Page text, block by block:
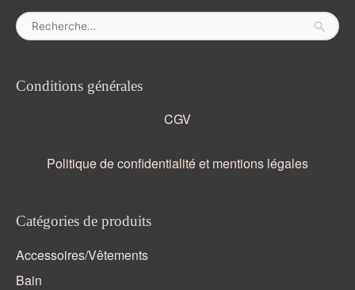
Rechercher :
Conditions générales
CGV
Politique de confidentialité et mentions légales
Catégories de produits
Accessoires/Vêtements
Bain